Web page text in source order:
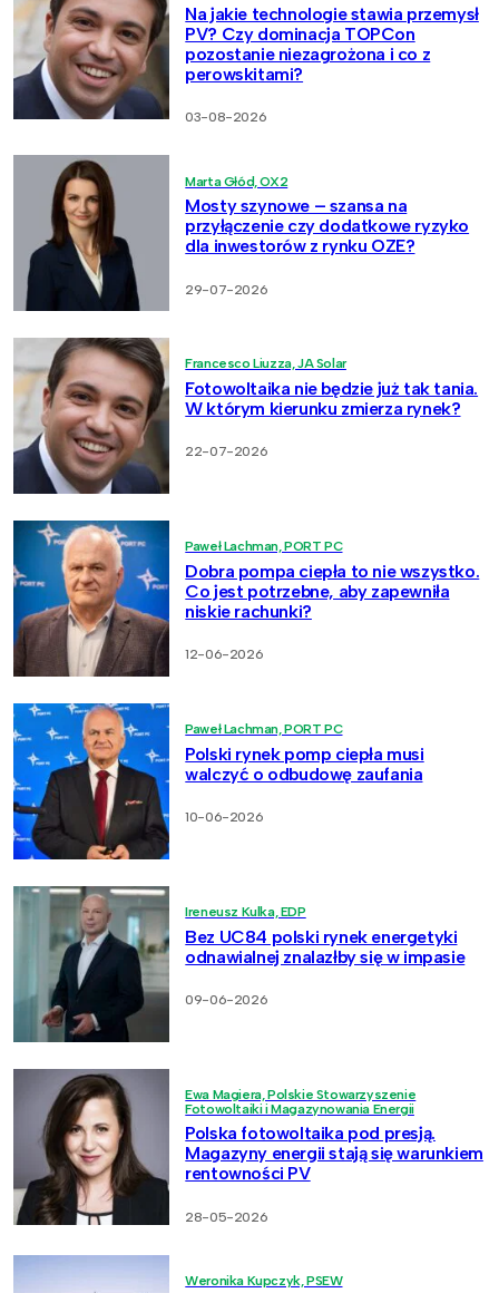
Na jakie technologie stawia przemysł
PV? Czy dominacja TOPCon
pozostanie niezagrożona i co z
perowskitami?
03-08-2026
Marta Głód, OX2
Mosty szynowe – szansa na
przyłączenie czy dodatkowe ryzyko
dla inwestorów z rynku OZE?
29-07-2026
Francesco Liuzza, JA Solar
Fotowoltaika nie będzie już tak tania.
W którym kierunku zmierza rynek?
22-07-2026
Paweł Lachman, PORT PC
Dobra pompa ciepła to nie wszystko.
Co jest potrzebne, aby zapewniła
niskie rachunki?
12-06-2026
Paweł Lachman, PORT PC
Polski rynek pomp ciepła musi
walczyć o odbudowę zaufania
10-06-2026
Ireneusz Kulka, EDP
Bez UC84 polski rynek energetyki
odnawialnej znalazłby się w impasie
09-06-2026
Ewa Magiera, Polskie Stowarzyszenie
Fotowoltaiki i Magazynowania Energii
Polska fotowoltaika pod presją.
Magazyny energii stają się warunkiem
rentowności PV
28-05-2026
Weronika Kupczyk, PSEW